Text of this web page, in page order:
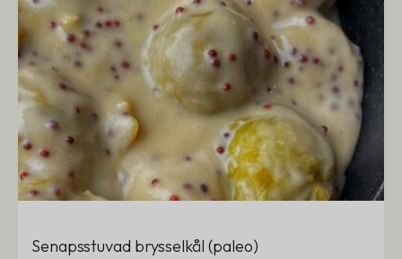
Senapsstuvad brysselkål (paleo)